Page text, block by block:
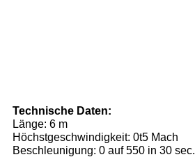
Technische Daten:
Länge: 6 m
Höchstgeschwindigkeit: 0t5 Mach
Beschleunigung: 0 auf 550 in 30 sec.